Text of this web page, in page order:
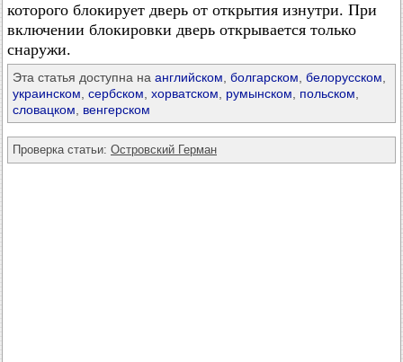
которого блокирует дверь от открытия изнутри. При
включении блокировки дверь открывается только
снаружи.
Эта статья доступна на английском болгарском белорусском
украинском сербском хорватском румынском польском
словацком
венгерском
Проверка статьи: Островский Герман